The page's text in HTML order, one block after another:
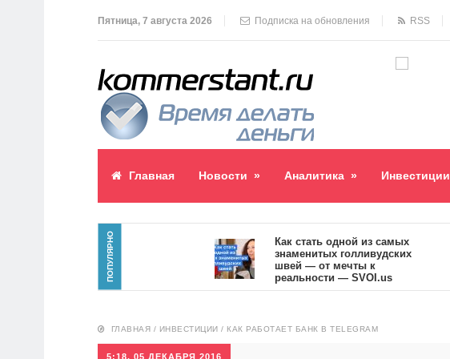
Пятница, 7 августа 2026 Подписка на обновления RSS
Главная Новости » Аналитика » Инвестиции
ПОПУЛЯРНО
Как стать одной из самых
знаменитых голливудских
швей — от мечты к
реальности — SVOI.us
10551
ГЛАВНАЯ / ИНВЕСТИЦИИ / КАК РАБОТАЕТ БАНК В TELEGRAM
5:18, 05 ДЕКАБРЯ 2016